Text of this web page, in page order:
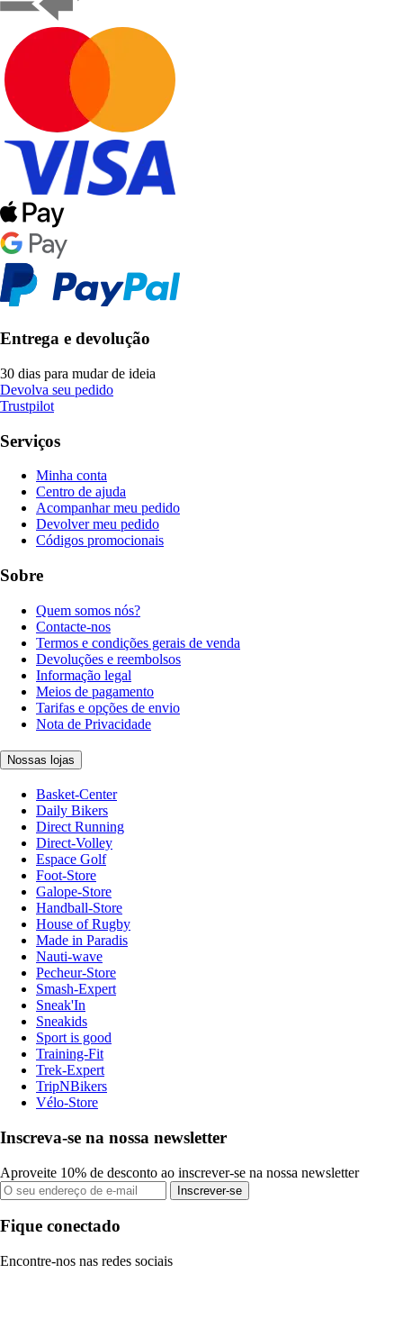
Entrega e devolução
30 dias para mudar de ideia
Devolva seu pedido
Trustpilot
Serviços
Minha conta
Centro de ajuda
Acompanhar meu pedido
Devolver meu pedido
Códigos promocionais
Sobre
Quem somos nós?
Contacte-nos
Termos e condições gerais de venda
Devoluções e reembolsos
Informação legal
Meios de pagamento
Tarifas e opções de envio
Nota de Privacidade
Nossas lojas
Basket-Center
Daily Bikers
Direct Running
Direct-Volley
Espace Golf
Foot-Store
Galope-Store
Handball-Store
House of Rugby
Made in Paradis
Nauti-wave
Pecheur-Store
Smash-Expert
Sneak'In
Sneakids
Sport is good
Training-Fit
Trek-Expert
TripNBikers
Vélo-Store
Inscreva-se na nossa newsletter
Aproveite 10% de desconto ao inscrever-se na nossa newsletter
Inscrever-se
Fique conectado
Encontre-nos nas redes sociais